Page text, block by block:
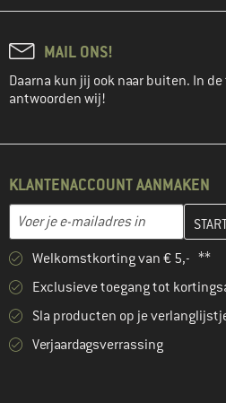
MAIL ONS!
Daarna kun jij ook naar buiten. In
antwoorden wij!
KLANTENACCOUNT AANMAKEN
E-mailadres
Vul je e-mailadres hier in en maak
Welkomstkorting van € 5,- **
Exclusieve toegang tot
Sla producten op je
Verjaardagsverrassing